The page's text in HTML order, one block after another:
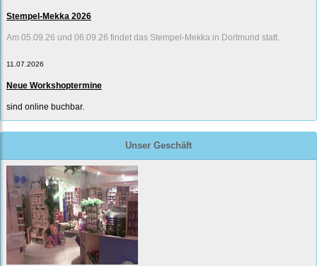
Stempel-Mekka 2026
Am 05.09.26 und 06.09.26 findet das Stempel-Mekka in Dortmund statt.
11.07.2026
Neue Workshoptermine
sind online buchbar.
Unser Geschäft